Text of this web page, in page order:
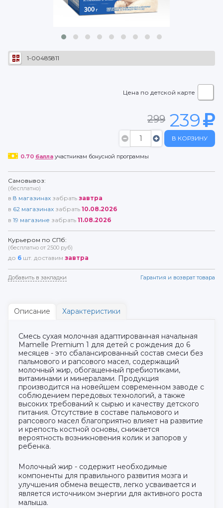
1-00485811
Цена по детской карте
299 239
В КОРЗИНУ
0.70 баллаучастникам бонусной программы
Самовывоз:
(бесплатно)
в 8 магазинах забрать завтра
в 62 магазинах забрать 10.08.2026
в 19 магазине забрать 11.08.2026
Курьером по СПб:
(бесплатно от 2500 руб)
до 6 шт. доставим завтра
Добавить в закладки Гарантия и возврат товара
Описание Характеристики
Смесь сухая молочная адаптированная начальная
Mamelle Premium 1 для детей с рождения до 6
месяцев - это сбалансированный состав смеси без
пальмового и рапсового масел, содержащий
молочный жир, обогащенный пребиотиками,
витаминами и минералами. Продукция
производится на новейшем современном заводе с
соблюдением передовых технологий, а также
высоких требований к сырью и качеству детского
питания. Отсутствие в составе пальмового и
рапсового масел благоприятно влияет на развитие
и крепость костной основы, снижается
вероятность возникновения колик и запоров у
ребенка.
Молочный жир - содержит необходимые
компоненты для правильного развития мозга и
улучшения обмена веществ, легко усваивается и
является источником энергии для активного роста
малыша.